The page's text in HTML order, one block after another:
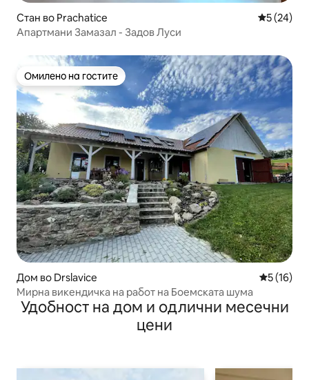
Стан во Prachatice Просечна
5 (24)
Апартмани Замазал - Задов Луси
Омилено на гостите
Омилено на гостите
Дом во Drslavice Просечна
5 (16)
Мирна викендичка на работ на Боемската шума
Удобност на дом и одлични месечни
цени